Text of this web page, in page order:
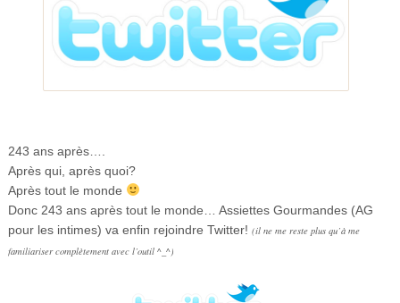
243 ans après….
Après qui, après quoi?
Après tout le monde
Donc 243 ans après tout le monde… Assiettes Gourmandes (AG
pour les intimes) va enfin rejoindre Twitter! (il ne me reste plus qu’à me
familiariser complètement avec l’outil ^_^)